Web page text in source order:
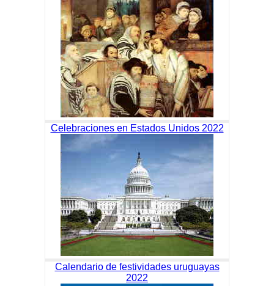
Celebraciones en Estados Unidos 2022
Calendario de festividades uruguayas
2022